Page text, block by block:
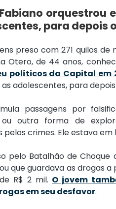
Fabiano
para
preso com 271 quilos
Otero, de 44 anos,
políticos da Capital em
adolescentes, para
passagens por
ou outra forma de
crimes. Ele estava em
pelo Batalhão de
que guardava as drogas
R$ 2 mil. O jovem
em seu desfavor.